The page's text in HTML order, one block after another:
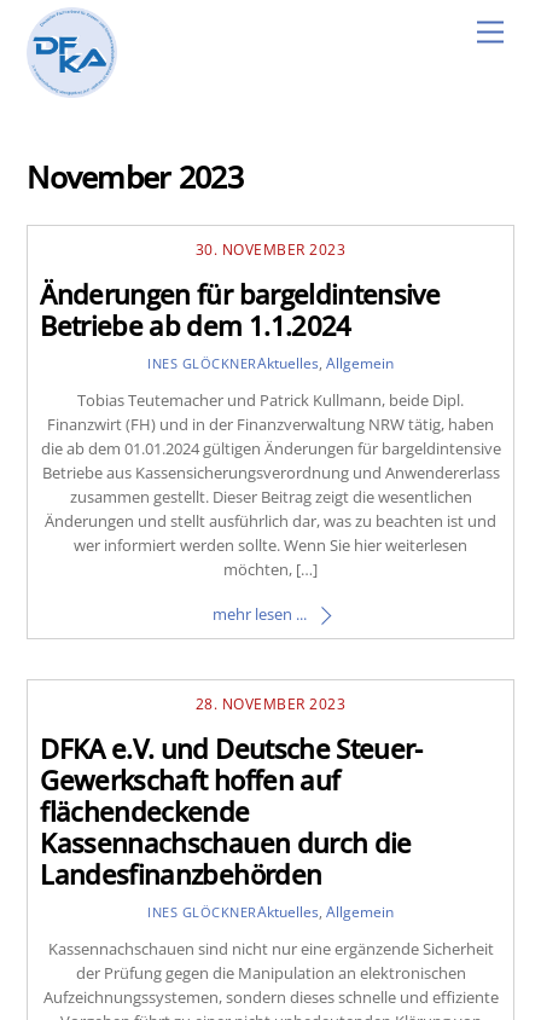
content
November 2023
30. NOVEMBER 2023
Änderungen für bargeldintensive
Betriebe ab dem 1.1.2024
INES GLÖCKNERAktuelles Allgemein
Tobias Teutemacher und Patrick Kullmann, beide Dipl.
Finanzwirt (FH) und in der Finanzverwaltung NRW tätig, haben
die ab dem 01.01.2024 gültigen Änderungen für bargeldintensive
Betriebe aus Kassensicherungsverordnung und Anwendererlass
zusammen gestellt. Dieser Beitrag zeigt die wesentlichen
Änderungen und stellt ausführlich dar, was zu beachten ist und
wer informiert werden sollte. Wenn Sie hier weiterlesen
möchten, […]
mehr lesen ...
28. NOVEMBER 2023
DFKA e.V. und Deutsche Steuer-
Gewerkschaft hoffen auf
flächendeckende
Kassennachschauen durch die
Landesfinanzbehörden
INES GLÖCKNERAktuelles Allgemein
Kassennachschauen sind nicht nur eine ergänzende Sicherheit
der Prüfung gegen die Manipulation an elektronischen
Aufzeichnungssystemen, sondern dieses schnelle und effiziente